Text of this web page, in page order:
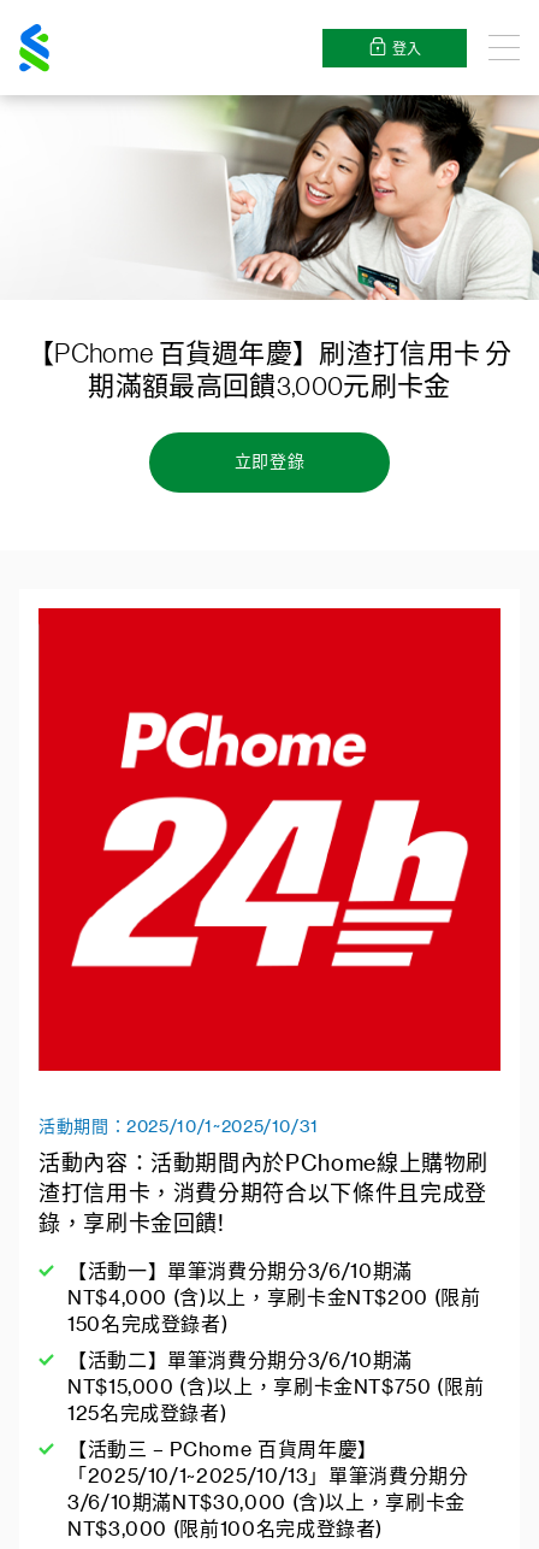
打
登入
目
【PChome 百貨週年慶】刷渣打信用卡 分
期滿額最高回饋3,000元刷卡金
立即登錄
活動期間：2025/10/1~2025/10/31
活動內容：活動期間內於PChome線上購物刷
渣打信用卡，消費分期符合以下條件且完成登
錄，享刷卡金回饋!
【活動一】單筆消費分期分3/6/10期滿
NT$4,000 (含)以上，享刷卡金NT$200 (限前
150名完成登錄者)
【活動二】單筆消費分期分3/6/10期滿
NT$15,000 (含)以上，享刷卡金NT$750 (限前
125名完成登錄者)
【活動三 – PChome 百貨周年慶】
「2025/10/1~2025/10/13」單筆消費分期分
3/6/10期滿NT$30,000 (含)以上，享刷卡金
NT$3,000 (限前100名完成登錄者)